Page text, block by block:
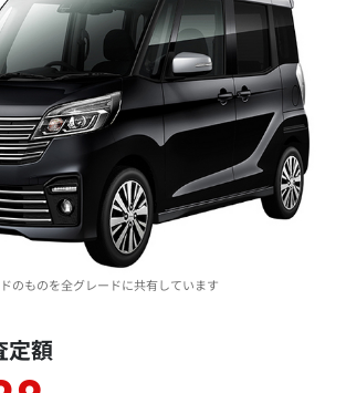
のものを全グレードに共有しています
定額